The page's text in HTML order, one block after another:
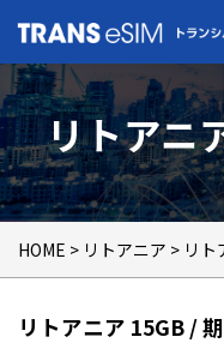
リトアニ
HOME > リトアニア > リト
リトアニア 15GB /